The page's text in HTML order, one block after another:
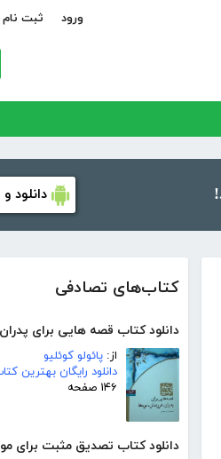
ورود ثبت نام
دانلود
کتاب‌های تصادفی
دانلود کتاب قصه هایی برای
از: پائولو کوئلیو
دانلود رایگان بهترین
۱۴۶ صفحه
دانلود کتاب تصدیق مثبت برای